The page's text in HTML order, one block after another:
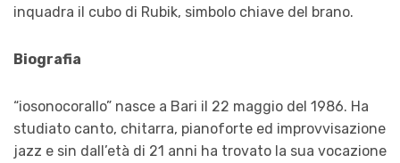
inquadra il cubo di Rubik, simbolo chiave del brano.
Biografia
“iosonocorallo” nasce a Bari il 22 maggio del 1986. Ha
studiato canto, chitarra, pianoforte ed improvvisazione
jazz e sin dall’età di 21 anni ha trovato la sua vocazione